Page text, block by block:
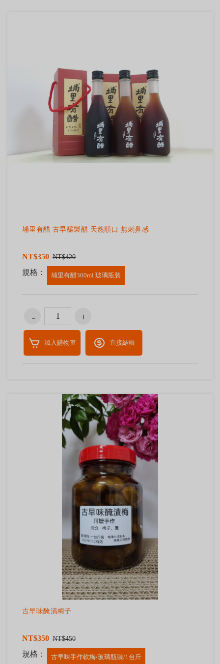
埔里有醋 古早釀製醋 天然順口 無刺鼻感
NT$350 NT$420
規格： 埔里有醋300ml 玻璃瓶裝
加入購物車 直接結帳
古早味醃漬梅子
NT$350 NT$450
規格： 古早味手作軟梅/玻璃瓶裝/1台斤